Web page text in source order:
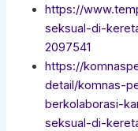
https://
seksual-di-
2097541
https://
detail/komnas-
berkolaborasi-
seksual-di-